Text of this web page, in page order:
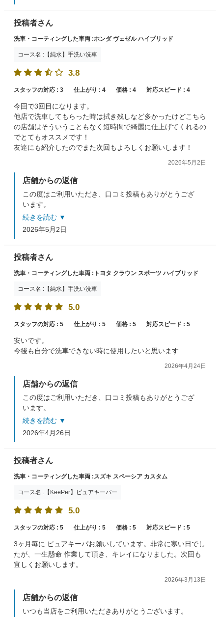
投稿者さん
洗車・コーティングした車両 :ホンダ ヴェゼル ハイブリッド
コース名 :【純水】手洗い洗車
3.8
スタッフの対応 : 3 仕上がり : 4 価格 : 4 対応スピード : 4
今回で3回目になります。
他店で洗車してもらった時は拭き残しなど多かったけどこちら
の店舗はそういうこともなく短時間で綺麗に仕上げてくれるの
でとてもオススメです！
友達にも紹介したのでまた次回もよろしくお願いします！
2026年5月2日
店舗からの返信
この度はご利用いただき、口コミ投稿もありがとうござ
います。
仕上りにご満足いただけて嬉しいです(^^♪
今後も丁寧な作業を心がけてまいります。
また、ご友人様にもご紹介いただき本当にありがとうご
次回のご来店もスタッフ一同お待ちしております。
続きを読む ▼
2026年5月2日
投稿者さん
洗車・コーティングした車両 :トヨタ クラウン スポーツ ハイブリッド
コース名 :【純水】手洗い洗車
5.0
スタッフの対応 : 5 仕上がり : 5 価格 : 5 対応スピード : 5
安いです。
今後も自分で洗車できない時に使用したいと思います
2026年4月24日
店舗からの返信
この度はご利用いただき、口コミ投稿もありがとうござ
います。
価格にご満足いただけて嬉しいです(^^♪
またのご利用をスタッフ一同お待ちしております。
続きを読む ▼
2026年4月26日
投稿者さん
洗車・コーティングした車両 :スズキ スペーシア カスタム
コース名 :【KeePer】ピュアキーパー
5.0
スタッフの対応 : 5 仕上がり : 5 価格 : 5 対応スピード : 5
3ヶ月毎に ピュアキーパお願いしています。非常に寒い日でし
たが、一生懸命 作業して頂き、キレイになりました。次回も
宜しくお願いします。
2026年3月13日
店舗からの返信
いつも当店をご利用いただきありがとうございます。